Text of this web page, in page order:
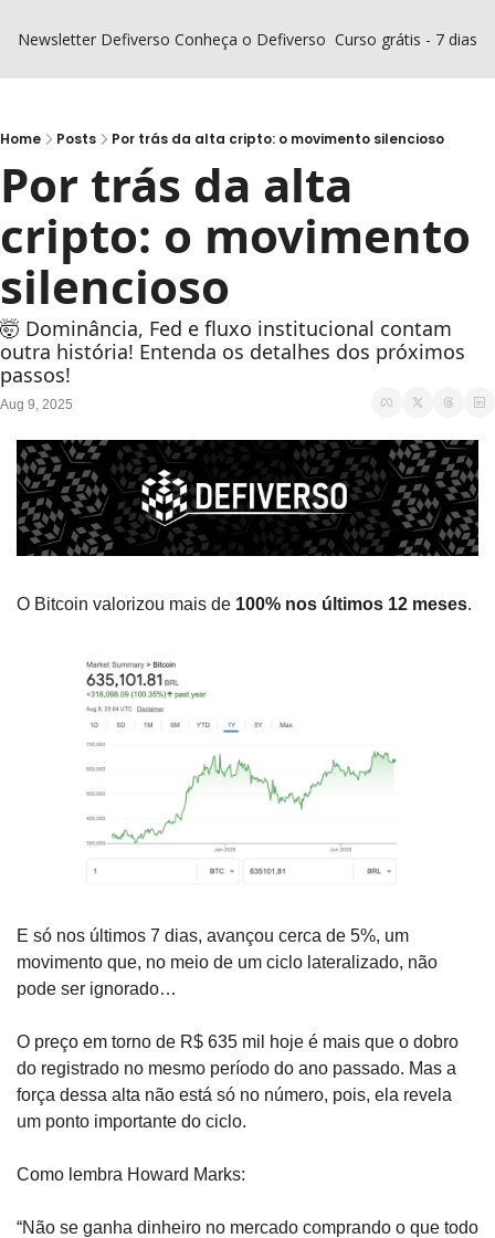
Newsletter Defiverso Conheça o Defiverso Curso grátis - 7 dias
Home Posts Por trás da alta cripto: o movimento silencioso
Por trás da alta
cripto: o movimento
silencioso
🤯 Dominância, Fed e fluxo institucional contam
outra história! Entenda os detalhes dos próximos
passos!
Aug 9, 2025
O Bitcoin valorizou mais de 100% nos últimos 12 meses.
E só nos últimos 7 dias, avançou cerca de 5%, um
movimento que, no meio de um ciclo lateralizado, não
pode ser ignorado…
O preço em torno de R$ 635 mil hoje é mais que o dobro
do registrado no mesmo período do ano passado. Mas a
força dessa alta não está só no número, pois, ela revela
um ponto importante do ciclo.
Como lembra Howard Marks:
“Não se ganha dinheiro no mercado comprando o que todo